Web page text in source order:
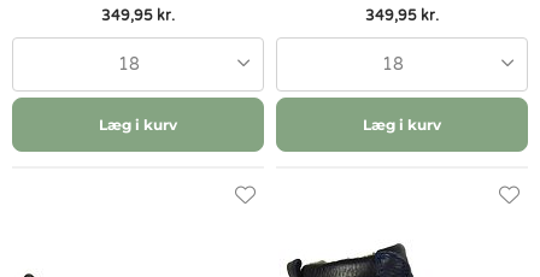
349,95 kr.
18
Læg i kurv
349,95 kr.
18
Læg i kurv